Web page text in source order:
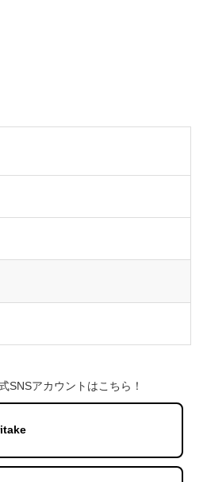
SNSアカウントはこちら！